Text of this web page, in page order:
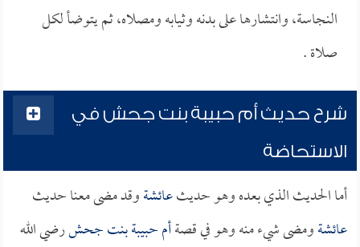
النجاسة، وانتشارها على بدنه وثيابه ومصلاه، ثم يتوضأ لكل
صلاة .
شرح حديث أم حبيبة بنت جحش في
الاستحاضة
أما الحديث الذي بعده وهو حديثعائشةوقد مضى معنا حديث
عائشةومضى شيء منه وهو في قصةأم حبيبة بنت جحشرضي الله